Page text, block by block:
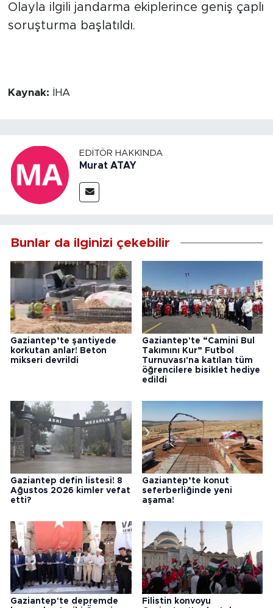
Olayla ilgili jandarma ekiplerince geniş çaplı
soruşturma başlatıldı.
Kaynak: İHA
EDITÖR HAKKINDA
Murat ATAY
Bunlar da ilginizi çekebilir
Gaziantep’te şantiyede
korkutan anlar! Beton
mikseri devrildi
Gaziantep'te “Camini Bul
Takımını Kur” Futbol
Turnuvası'na katılan tüm
öğrencilere bisiklet hediye
edildi
Gaziantep defin listesi! 8
Ağustos 2026 kimler vefat
etti?
Gaziantep’te konut
seferberliğinde yeni
aşama!
Gaziantep'te depremde
Filistin konvoyu